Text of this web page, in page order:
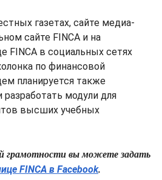
газетах, сайте медиа-
сайте FINCA и на
FINCA в социальных сетях
по финансовой
планируется также
разработать модули для
высших учебных
грамотности вы можете задать
FINCA в Facebook.